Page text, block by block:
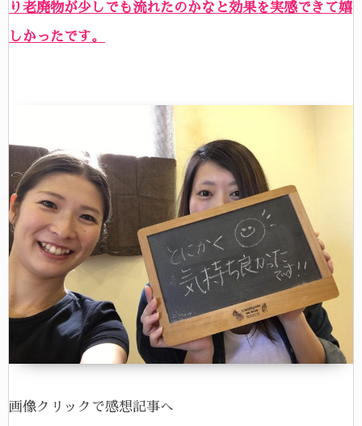
り老廃物が少しでも流れたのかなと効果を実感できて嬉
しかったです。
画像クリックで感想記事へ